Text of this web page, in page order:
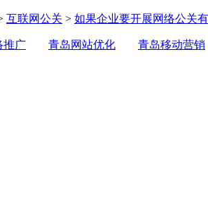
互联网公关 > 如果企业要开展网络公关
推广 青岛网站优化 青岛移动营销